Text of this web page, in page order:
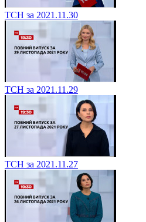
ТСН за 2021.11.30
ТСН за 2021.11.29
ТСН за 2021.11.27